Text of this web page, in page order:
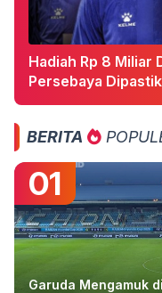
Hadiah Rp 8 Miliar
Persebaya
BERITA
01
Garuda Mengamuk